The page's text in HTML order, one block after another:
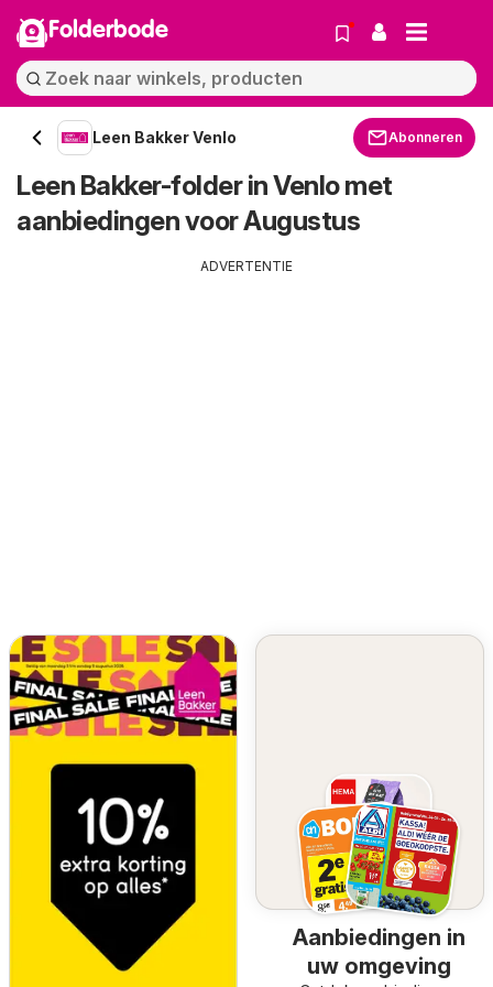
Folderbode
Leen Bakker Venlo Abonneren
Leen Bakker-folder in Venlo met
aanbiedingen voor Augustus
ADVERTENTIE
Aanbiedingen in
uw omgeving